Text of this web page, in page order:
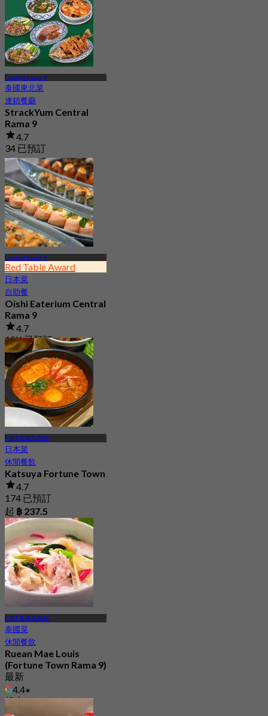
Central Rama 9
泰國東北菜
連鎖餐廳
StrackYum Central
Rama 9
4.7
34 已預訂
起฿ 416.66
Central Rama 9
Red Table Award
日本菜
自助餐
Oishi Eaterium Central
Rama 9
4.7
15K 已預訂
起฿ 645
MRT 拉瑪九世站
日本菜
休閒餐飲
Katsuya Fortune Town
4.7
174 已預訂
起 ฿ 237.5
MRT 拉瑪九世站
泰國菜
休閒餐飲
Ruean Mae Louis
(Fortune Town Rama 9)
最新
4.4
起฿ 395